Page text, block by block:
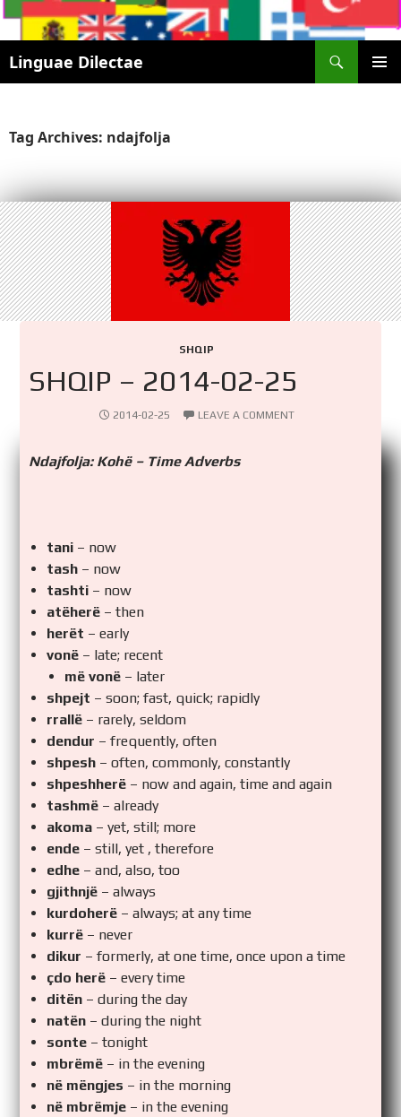
Linguae Dilectae
SKIP
Tag Archives: ndajfolja
SHQIP
SHQIP – 2014-02-25
2014-02-25 LEAVE A COMMENT
Ndajfolja: Kohë – Time Adverbs
tani – now
tash – now
tashti – now
atëherë – then
herët – early
vonë – late; recent
më vonë – later
shpejt – soon; fast, quick; rapidly
rrallë – rarely, seldom
dendur – frequently, often
shpesh – often, commonly, constantly
shpeshherë – now and again, time and again
tashmë – already
akoma – yet, still; more
ende – still, yet , therefore
edhe – and, also, too
gjithnjë – always
kurdoherë – always; at any time
kurrë – never
dikur – formerly, at one time, once upon a time
çdo herë – every time
ditën – during the day
natën – during the night
sonte – tonight
mbrëmë – in the evening
në mëngjes – in the morning
në mbrëmje – in the evening